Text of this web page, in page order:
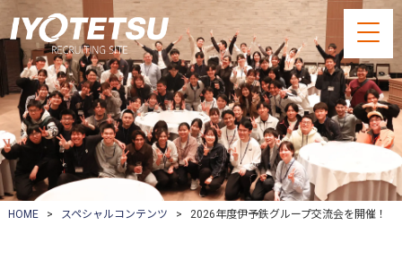
HOME> スペシャルコンテンツ > 2026年度伊予鉄グループ交流会を開催！